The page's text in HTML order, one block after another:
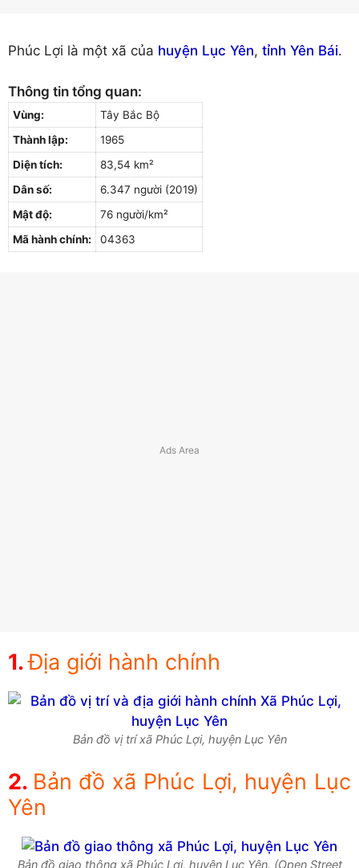
Phúc Lợi là một xã của huyện Lục Yên, tỉnh Yên Bái.
Thông tin tổng quan:
Vùng:
Tây Bắc Bộ
Thành lập:
1965
Diện tích:
83,54 km²
Dân số:
6.347 người (2019)
Mật độ:
76 người/km²
Mã hành chính:
04363
Địa giới hành chính
Bản đồ vị trí xã Phúc Lợi, huyện Lục Yên
Bản đồ xã Phúc Lợi, huyện Lục
Yên
Bản đồ giao thông xã Phúc Lợi, huyện Lục Yên. (Open Street